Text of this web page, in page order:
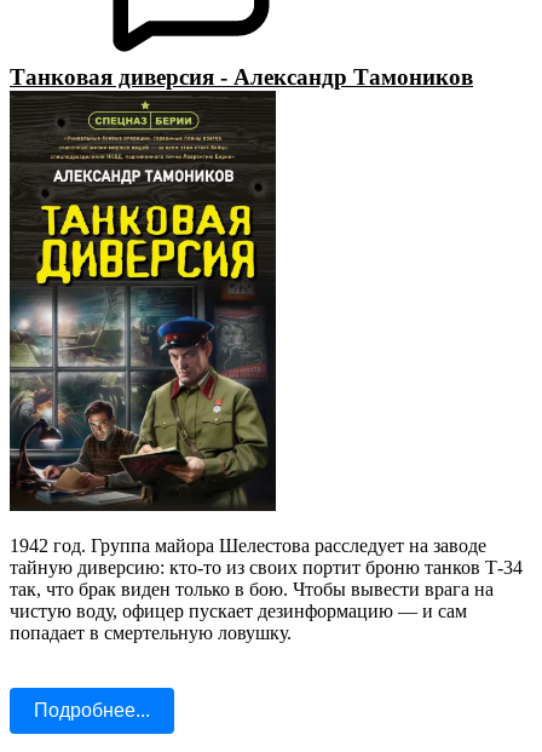
Танковая диверсия - Александр Тамоников
1942 год. Группа майора Шелестова расследует на заводе
тайную диверсию: кто-то из своих портит броню танков Т-34
так, что брак виден только в бою. Чтобы вывести врага на
чистую воду, офицер пускает дезинформацию — и сам
попадает в смертельную ловушку.
Подробнее...